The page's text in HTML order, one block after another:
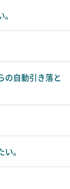
の自動引き落と
。